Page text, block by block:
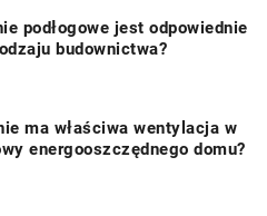
podłogowe jest odpowiednie
budownictwa?
ma właściwa wentylacja w
energooszczędnego domu?